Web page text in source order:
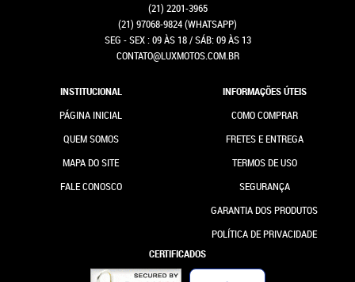
(21) 2201-3965
(21) 97068-9824(WHATSAPP)
SEG - SEX : 09 ÀS 18 / SÁB: 09 ÀS 13
CONTATO@LUXMOTOS.COM.BR
INSTITUCIONAL
PÁGINA INICIAL
QUEM SOMOS
MAPA DO SITE
FALE CONOSCO
INFORMAÇÕES ÚTEIS
COMO COMPRAR
FRETES E ENTREGA
TERMOS DE USO
SEGURANÇA
GARANTIA DOS PRODUTOS
POLÍTICA DE PRIVACIDADE
CERTIFICADOS